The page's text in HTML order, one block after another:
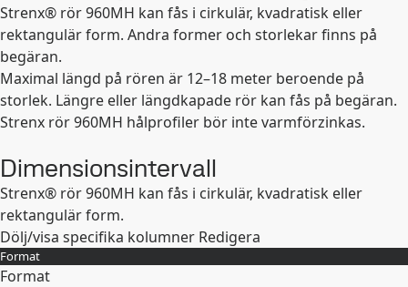
Strenx® rör 960MH kan fås i cirkulär, kvadratisk eller
rektangulär form. Andra former och storlekar finns på
begäran.
Maximal längd på rören är 12–18 meter beroende på
storlek. Längre eller längdkapade rör kan fås på begäran.
Strenx rör 960MH hålprofiler bör inte varmförzinkas.
Dimensionsintervall
Strenx® rör 960MH kan fås i cirkulär, kvadratisk eller
rektangulär form.
Dölj/visa specifika kolumner Redigera
Format
Format